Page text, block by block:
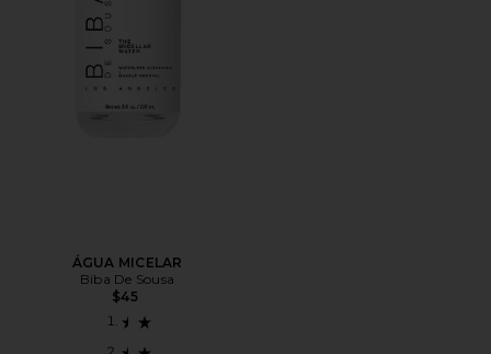
ÁGUA MICELAR
Biba De Sousa
$45